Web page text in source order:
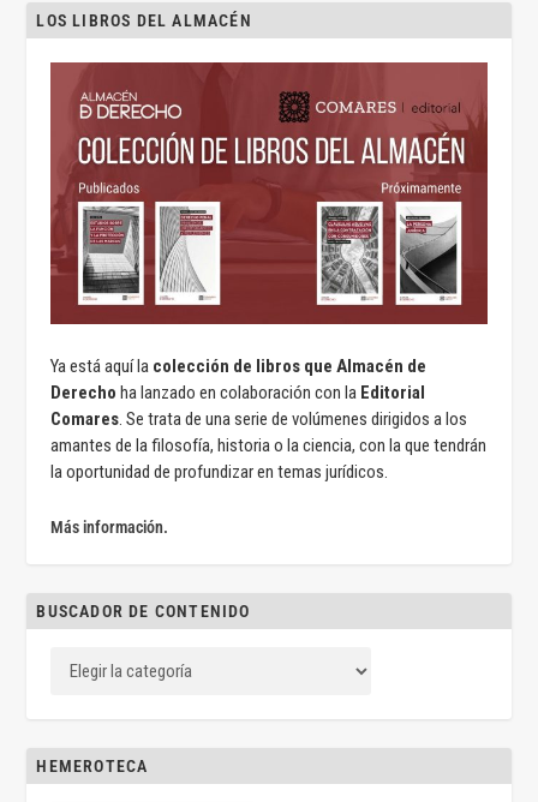
LOS LIBROS DEL ALMACÉN
Ya está aquí la colección de libros que Almacén de
Derecho ha lanzado en colaboración con la Editorial
Comares. Se trata de una serie de volúmenes dirigidos a los
amantes de la filosofía, historia o la ciencia, con la que tendrán
la oportunidad de profundizar en temas jurídicos.
Más información.
BUSCADOR DE CONTENIDO
HEMEROTECA